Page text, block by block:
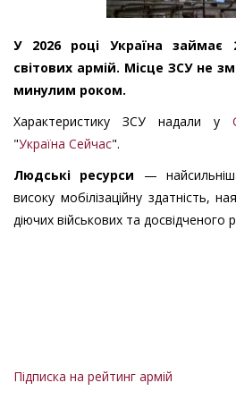
У 2026 році Україна займає
світових армій. Місце ЗСУ не
минулим роком.
Характеристику ЗСУ надали у
"Україна Сейчас".
Людські ресурси —
високу мобілізаційну здатність,
діючих військових та досвідченого
Підписка на рейтинг армій